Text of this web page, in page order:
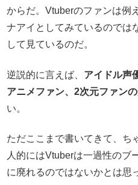
からだ。Vtuberのファンは例
ナアイとしてみているのでは
して見ているのだ。
逆説的に言えば、 アイドル声
アニメファン、2次元ファン
い。
ただここまで書いてきて、ち
人的にはVtuberは一過性のブ
に廃れるのではないかとは思